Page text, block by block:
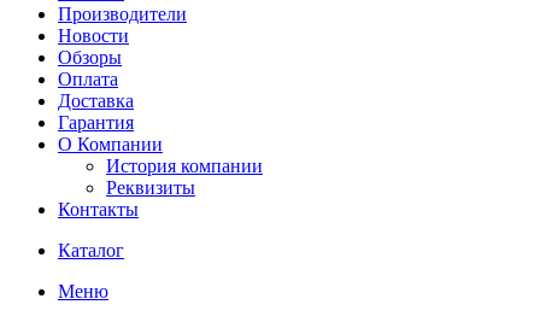
Производители
Новости
Обзоры
Оплата
Доставка
Гарантия
О Компании
История компании
Реквизиты
Контакты
Каталог
Меню